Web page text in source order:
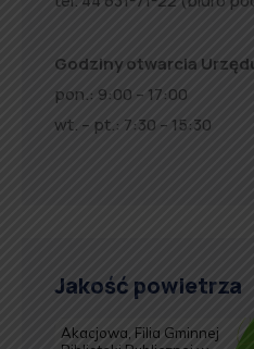
Godziny otwarcia
pon.: 9:00 – 17:00
wt. – pt.: 7:30 – 15:30
Jakość powietrza